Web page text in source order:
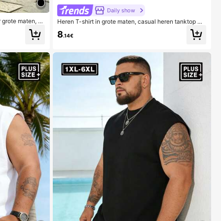
maten, g
fitnes
ademend,
Daily show
Heren T-shirt in grote maten, casual heren tanktop me
t ronde hals in grote maten voor de zomer, veelzijdig,
slim fit, verfrissend en energiek voor sport
8.14€